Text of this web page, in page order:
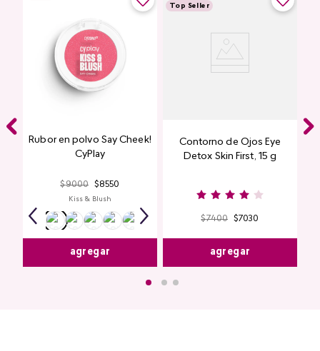
Rubor en polvo Say Cheek!
CyPlay
$9000 $8550
Kiss & Blush
agregar
Top Seller
Contorno de Ojos Eye
Detox Skin First, 15 g
$7400 $7030
agregar